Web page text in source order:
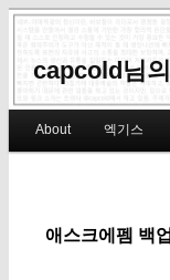
capcold님
Skip to primary
Skip to secondary
About 엑기스
애스크에펨 백